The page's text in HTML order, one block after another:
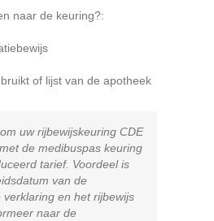
naar de keuring?:
of lijst van de apotheek
uw rijbewijskeuring CDE
de medibuspas keuring
tarief. Voordeel is
van de
verklaring en het rijbewijs
naar de